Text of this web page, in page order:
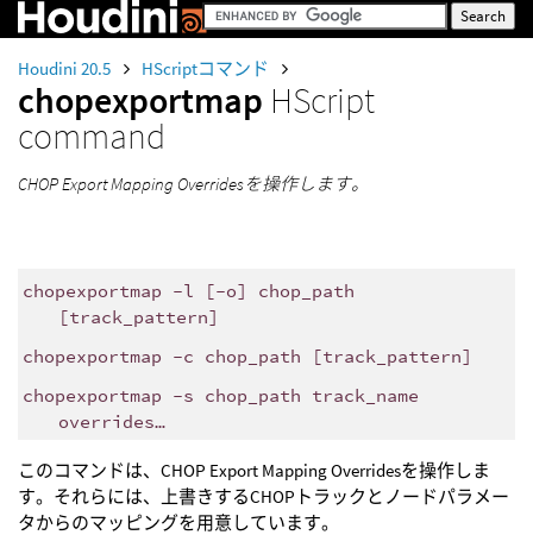
Houdini 20.5 HScriptコマンド
chopexportmap HScript
command
CHOP Export Mapping Overridesを操作します。
chopexportmap -l [-o] chop_path
[track_pattern]
chopexportmap -c chop_path [track_pattern]
chopexportmap -s chop_path track_name
overrides…
このコマンドは、CHOP Export Mapping Overridesを操作しま
す。それらには、上書きするCHOPトラックとノードパラメー
タからのマッピングを用意しています。